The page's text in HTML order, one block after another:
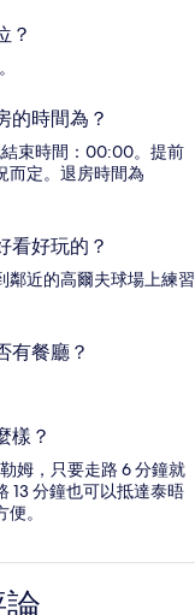
？
的時間為？
束時間：00:00。提前
而定。退房時間為
看好玩的？
鄰近的高爾夫球場上練習
有餐廳？
樣？
姆，只要走路 6 分鐘就
13 分鐘也可以抵達泰晤
。